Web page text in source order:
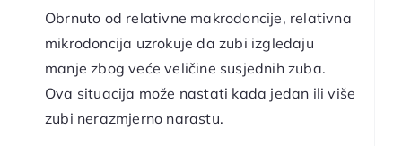
Obrnuto od relativne makrodoncije, relativna
mikrodoncija uzrokuje da zubi izgledaju
manje zbog veće veličine susjednih zuba.
Ova situacija može nastati kada jedan ili više
zubi nerazmjerno narastu.